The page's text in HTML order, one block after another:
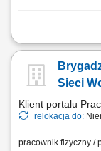
Opis stanowiska:
ciśnieniowych
harmonogramem
Sieci
Klient portalu
relokacja do:
pracownik fizyczny /